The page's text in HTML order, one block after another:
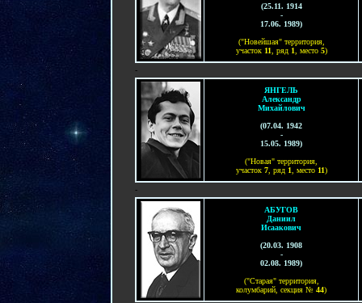
(25.11. 1914
-
17.06. 1989)
("Новейшая" территория,
участок 11, ряд 1, место 5)
-
ЯНГЕЛЬ
Александр
Михайлович
(07.04. 1942
-
15.05. 1989)
("Новая" территория,
участок 7, ряд 1, место 11)
-
АБУГОВ
Даниил
Исаакович
(20.03. 1908
-
02.08. 1989)
("Старая" территория,
колумбарий, секция № 44)